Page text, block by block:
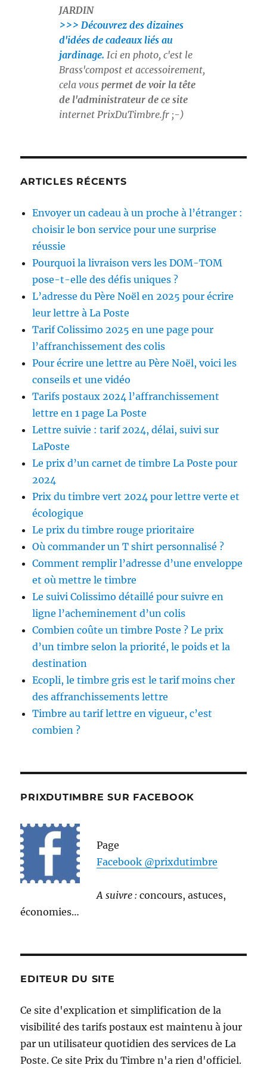
JARDIN
>>> Découvrez des dizaines
d'idées de cadeaux liés au
jardinage. Ici en photo, c'est le
Brass'compost et accessoirement,
cela vous permet de voir la tête
de l'administrateur de ce site
internet PrixDuTimbre.fr ;-)
ARTICLES RÉCENTS
Envoyer un cadeau à un proche à l’étranger :
choisir le bon service pour une surprise
réussie
Pourquoi la livraison vers les DOM-TOM
pose-t-elle des défis uniques ?
L’adresse du Père Noël en 2025 pour écrire
leur lettre à La Poste
Tarif Colissimo 2025 en une page pour
l’affranchissement des colis
Pour écrire une lettre au Père Noël, voici les
conseils et une vidéo
Tarifs postaux 2024 l’affranchissement
lettre en 1 page La Poste
Lettre suivie : tarif 2024, délai, suivi sur
LaPoste
Le prix d’un carnet de timbre La Poste pour
2024
Prix du timbre vert 2024 pour lettre verte et
écologique
Le prix du timbre rouge prioritaire
Où commander un T shirt personnalisé ?
Comment remplir l’adresse d’une enveloppe
et où mettre le timbre
Le suivi Colissimo détaillé pour suivre en
ligne l’acheminement d’un colis
Combien coûte un timbre Poste ? Le prix
d’un timbre selon la priorité, le poids et la
destination
Ecopli, le timbre gris est le tarif moins cher
des affranchissements lettre
Timbre au tarif lettre en vigueur, c’est
combien ?
PRIXDUTIMBRE SUR FACEBOOK
Page
Facebook @prixdutimbre
A suivre :concours, astuces,
économies…
EDITEUR DU SITE
Ce site d'explication et simplification de la
visibilité des tarifs postaux est maintenu à jour
par un utilisateur quotidien des services de La
Poste. Ce site Prix du Timbre n'a rien d'officiel.